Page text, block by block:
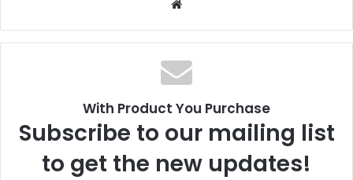
With Product You Purchase
Subscribe to our mailing list
to get the new updates!